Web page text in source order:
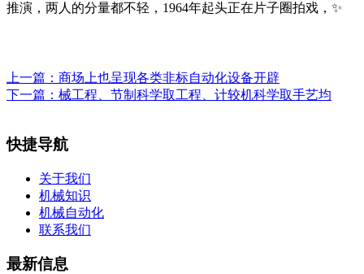
推演，两人的分量都不轻，1964年起头正在片子圈拍戏，✨
上一篇： 商场上也呈现各类非标自动化设备开辟
下一篇： 械工程、节制科学取工程、计较机科学取手艺均
快捷导航
关于我们
机械知识
机械自动化
联系我们
最新信息